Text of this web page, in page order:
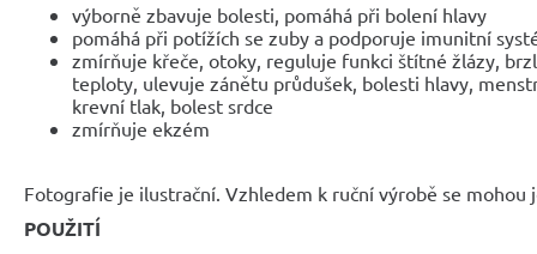
výborně zbavuje bolesti, pomáhá při bolení hlavy
pomáhá při potížích se zuby a podporuje imunitní
zmírňuje křeče, otoky, reguluje funkci štítné žlázy,
teploty, ulevuje zánětu průdušek, bolesti hlavy,
krevní tlak, bolest srdce
zmírňuje ekzém
Fotografie je ilustrační. Vzhledem k ruční výrobě se
POUŽITÍ